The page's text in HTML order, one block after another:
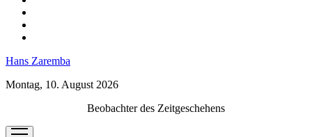
Hans Zaremba
Montag, 10. August 2026
Beobachter des Zeitgeschehens
Menü